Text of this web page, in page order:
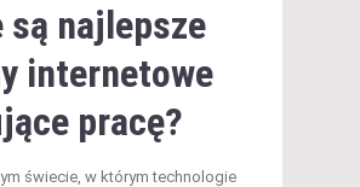
są najlepsze
internetowe
pracę?
świecie, w którym technologie